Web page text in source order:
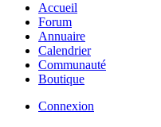
Accueil
Forum
Annuaire
Calendrier
Communauté
Boutique
Connexion